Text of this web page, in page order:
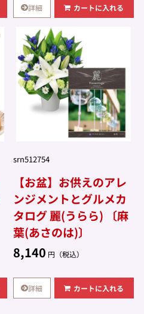
詳細 カートに入れる
srn512754
【お盆】お供えのアレ
ンジメントとグルメカ
タログ 麗(うらら) 〔麻
葉(あさのは)〕
8,140 円（税込）
詳細 カートに入れる